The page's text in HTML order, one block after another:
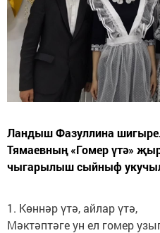
Ландыш Фазуллина
Тямаевның «Гомер үтә»
чыгарылыш сыйныф
1. Көннәр үтә, айлар үтә,
Мәктәптәге ун ел гомер